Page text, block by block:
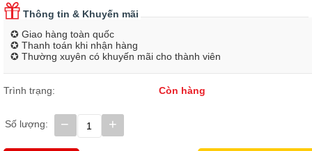
Thông tin & Khuyến mãi
✪ Giao hàng toàn quốc
✪ Thanh toán khi nhận hàng
✪ Thường xuyên có khuyến mãi cho thành viên
Trình trạng: Còn hàng
Số lượng: +
−